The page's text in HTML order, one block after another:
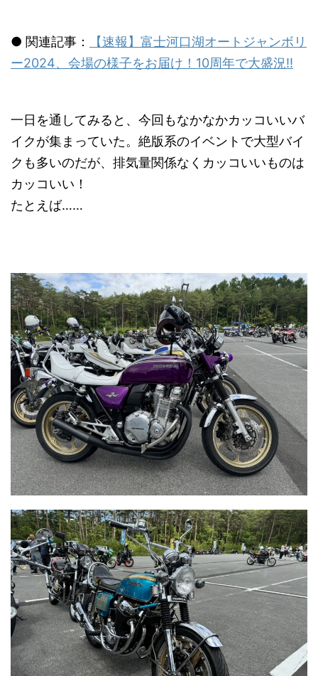
● 関連記事：
【速報】富士河口湖オートジャンボリ
ー2024、会場の様子をお届け！10周年で大盛況!!
一日を通してみると、今回もなかなかカッコいいバ
イクが集まっていた。絶版系のイベントで大型バイ
クも多いのだが、排気量関係なくカッコいいものは
カッコいい！
たとえば……